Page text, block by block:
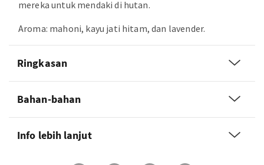
mereka untuk mendaki di hutan.
Aroma: mahoni, kayu jati hitam, dan lavender.
Ringkasan
Bahan-bahan
Info lebih lanjut